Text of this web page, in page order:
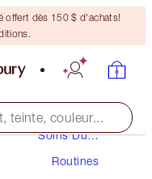
offert dès 150 $ d'achats!
teinte, couleur...
Soins Du
Routines